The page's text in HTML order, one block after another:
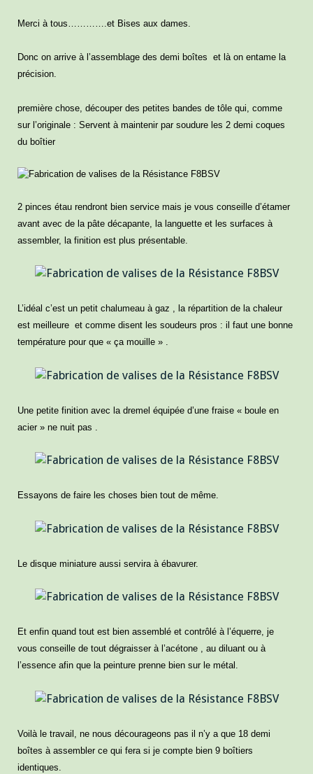
Merci à tous………….et Bises aux dames.
Donc on arrive à l’assemblage des demi boîtes et là on entame la
précision.
première chose, découper des petites bandes de tôle qui, comme
sur l’originale : Servent à maintenir par soudure les 2 demi coques
du boîtier
2 pinces étau rendront bien service mais je vous conseille d’étamer
avant avec de la pâte décapante, la languette et les surfaces à
assembler, la finition est plus présentable.
L’idéal c’est un petit chalumeau à gaz , la répartition de la chaleur
est meilleure et comme disent les soudeurs pros : il faut une bonne
température pour que « ça mouille » .
Une petite finition avec la dremel équipée d’une fraise « boule en
acier » ne nuit pas .
Essayons de faire les choses bien tout de même.
Le disque miniature aussi servira à ébavurer.
Et enfin quand tout est bien assemblé et contrôlé à l’équerre, je
vous conseille de tout dégraisser à l’acétone , au diluant ou à
l’essence afin que la peinture prenne bien sur le métal.
Voilà le travail, ne nous décourageons pas il n’y a que 18 demi
boîtes à assembler ce qui fera si je compte bien 9 boîtiers
identiques.